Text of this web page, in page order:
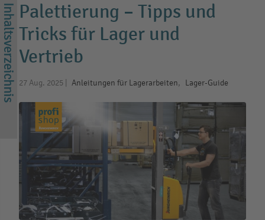
Palettierung – Tipps und
Tricks für Lager und
Vertrieb
27 Aug. 2025 Anleitungen für Lagerarbeiten, Lager-Guide